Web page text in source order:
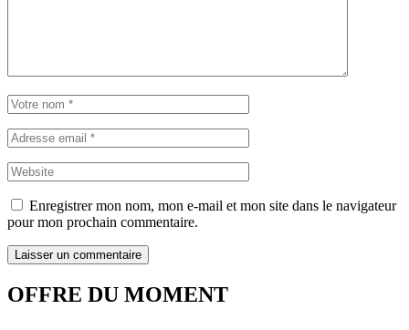
Enregistrer mon nom, mon e-mail et mon site dans le navigateur
pour mon prochain commentaire.
OFFRE DU MOMENT